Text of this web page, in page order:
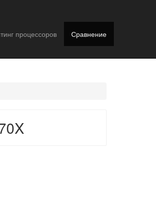
процессоров Сравнение